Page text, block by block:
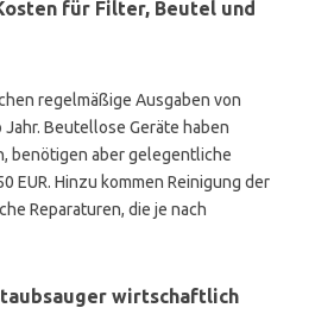
für Filter, Beutel und
regelmäßige Ausgaben von
Jahr. Beutellose Geräte haben
benötigen aber gelegentliche
EUR. Hinzu kommen Reinigung der
Reparaturen, die je nach
wirtschaftlich